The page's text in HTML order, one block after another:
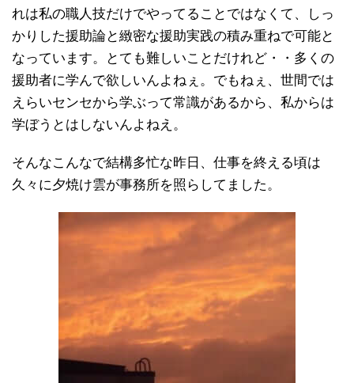
れは私の職人技だけでやってることではなくて、しっ
かりした援助論と緻密な援助実践の積み重ねで可能と
なっています。とても難しいことだけれど・・多くの
援助者に学んで欲しいんよねぇ。でもねぇ、世間では
えらいセンセから学ぶって常識があるから、私からは
学ぼうとはしないんよねえ。
そんなこんなで結構多忙な昨日、仕事を終える頃は
久々に夕焼け雲が事務所を照らしてました。